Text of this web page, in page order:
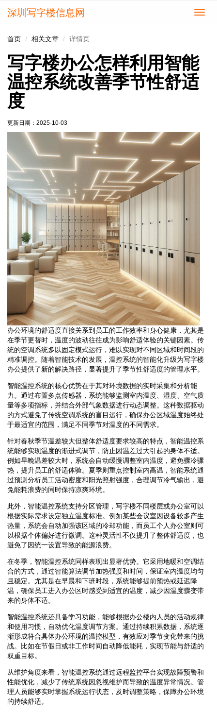
切
深圳写字楼信息网
首页 相关文章 详情页
写字楼办公怎样利用智能
温控系统改善季节性舒适
度
更新日期： 2025-10-03
办公环境的舒适度直接关系到员工的工作效率和身心健康，尤其是
在季节更替时，温度的波动往往成为影响舒适体验的关键因素。传
统的空调系统多以固定模式运行，难以实现对不同区域和时间段的
精准调控。随着智能技术的发展，温控系统的智能化升级为写字楼
办公提供了新的解决路径，显著提升了季节性舒适度的管理水平。
智能温控系统的核心优势在于其对环境数据的实时采集和分析能
力。通过布置多点传感器，系统能够监测室内温度、湿度、空气质
量等多项指标，并结合外部气象数据进行动态调整。这种数据驱动
的方式避免了传统空调系统的盲目运行，确保办公区域温度始终处
于最适宜的范围，满足不同季节对温度的不同需求。
针对春秋季节温差较大但整体舒适度要求较高的特点，智能温控系
统能够实现温度的渐进式调节，防止因温差过大引起的身体不适。
例如早晚温差较大时，系统会自动缓慢调整室内温度，避免骤冷骤
热，提升员工的舒适体验。夏季则重点控制室内高温，智能系统通
过预测分析员工活动密度和阳光照射强度，合理调节冷气输出，避
免能耗浪费的同时保持凉爽环境。
此外，智能温控系统支持分区管理，写字楼不同楼层或办公室可以
根据实际需求设定独立温度标准。例如某些会议室因设备较多产生
热量，系统会自动加强该区域的冷却功能，而员工个人办公室则可
以根据个体偏好进行微调。这种灵活性不仅提升了整体舒适度，也
避免了因统一设置导致的能源浪费。
在冬季，智能温控系统同样表现出显著优势。它采用地暖和空调结
合的方式，通过智能算法调节加热强度和时间，保证室内温度均匀
且稳定。尤其是在早晨和下班时段，系统能够提前预热或延迟降
温，确保员工进入办公区时感受到适宜的温度，减少因温度骤变带
来的身体不适。
智能温控系统还具备学习功能，能够根据办公楼内人员的活动规律
和使用习惯，自动优化温度调节方案。通过持续积累数据，系统逐
渐形成符合具体办公环境的温控模型，有效应对季节变化带来的挑
战。比如在节假日或非工作时间自动降低能耗，实现节能与舒适的
双重目标。
从维护角度来看，智能温控系统通过远程监控平台实现故障预警和
性能优化，减少了传统系统因忽视维护而导致的温度异常情况。管
理人员能够实时掌握系统运行状态，及时调整策略，保障办公环境
的持续舒适。